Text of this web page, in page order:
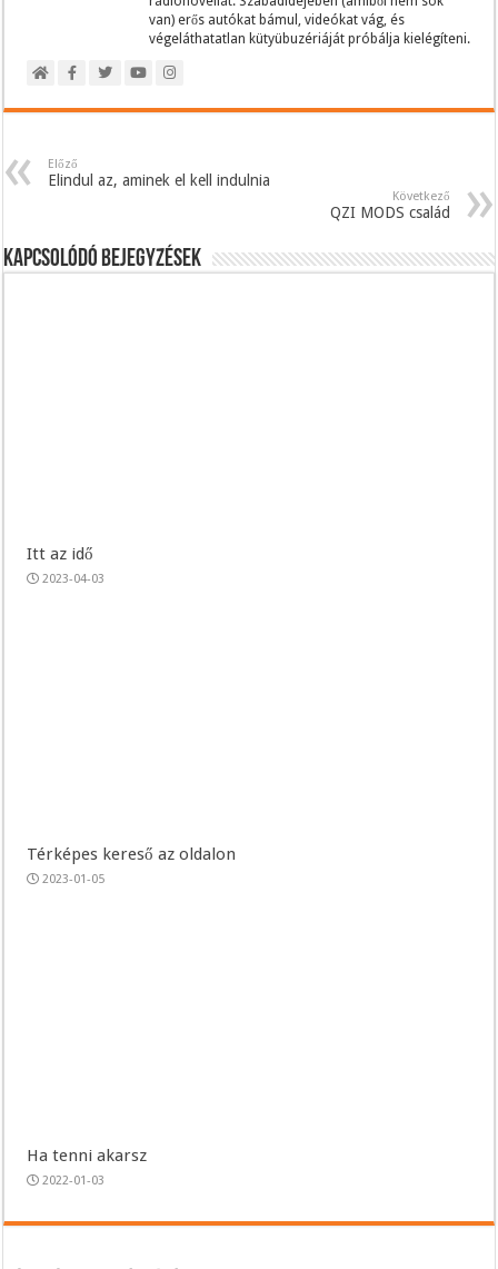
van) erős autókat bámul, videókat vág, és
végeláthatatlan kütyübuzériáját próbálja kielégíteni.
Előző
Elindul az, aminek el kell indulnia
Következő
QZI MODS család
Kapcsolódó bejegyzések
Itt az idő
2023-04-03
Térképes kereső az oldalon
2023-01-05
Ha tenni akarsz
2022-01-03